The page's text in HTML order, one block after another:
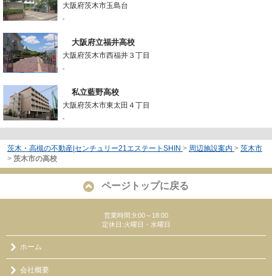
大阪府茨木市玉島台
-
大阪府立福井高校
大阪府茨木市西福井３丁目
-
私立藍野高校
大阪府茨木市東太田４丁目
-
茨木・高槻の不動産|センチュリー21エステートSHIN > 周辺施設案内 > 茨木市
> 茨木市の高校
ページトップに戻る
営業時間:9:00～18:00
定休日:火曜日・水曜日
ホーム
会社概要